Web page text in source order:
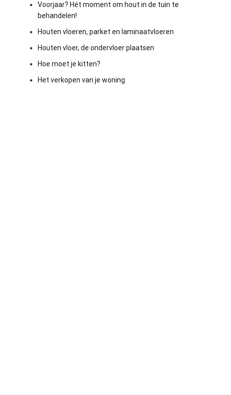
Voorjaar? Hét moment om hout in de tuin te
behandelen!
Houten vloeren, parket en laminaatvloeren
Houten vloer, de ondervloer plaatsen
Hoe moet je kitten?
Het verkopen van je woning